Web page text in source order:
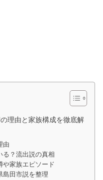
理由と家族構成を徹底解
由
る？流出説の真相
や家族エピソード
島田市説を整理